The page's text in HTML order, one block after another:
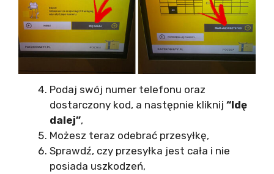
Podaj swój numer telefonu oraz
dostarczony kod, a następnie kliknij “Idę
dalej”,
Możesz teraz odebrać przesyłkę,
Sprawdź, czy przesyłka jest cała i nie
posiada uszkodzeń,